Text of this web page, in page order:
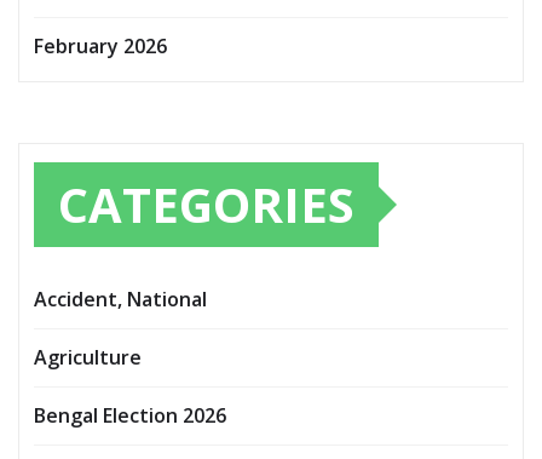
February 2026
CATEGORIES
Accident, National
Agriculture
Bengal Election 2026